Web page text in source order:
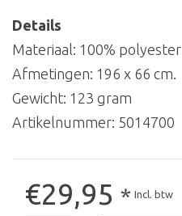
Details
Materiaal: 100% polyester
Afmetingen: 196 x 66 cm.
Gewicht: 123 gram
Artikelnummer: 5014700
€29,95 * Incl. btw